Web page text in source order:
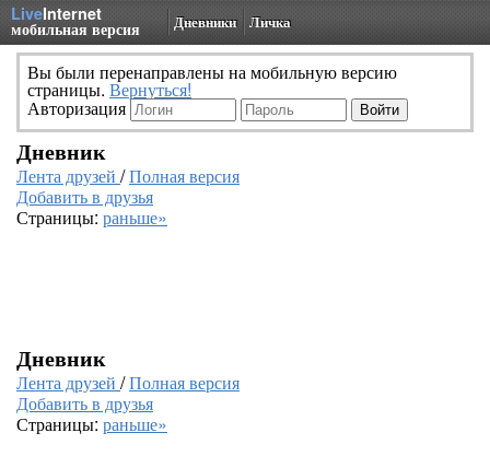
LiveInternet
мобильная версия Дневники Личка
Вы были перенаправлены на мобильную версию
страницы. Вернуться!
Авторизация
Дневник
Лента друзей /Полная версия
Добавить в друзья
Страницы: раньше»
Дневник
Лента друзей /Полная версия
Добавить в друзья
Страницы: раньше»